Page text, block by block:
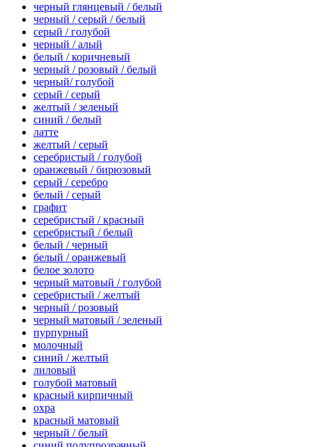
черный глянцевый / белый
черный / серый / белый
серый / голубой
черный / алый
белый / коричневый
черный / розовый / белый
черный/ голубой
серый / серый
желтый / зеленый
синий / белый
латте
желтый / серый
серебристый / голубой
оранжевый / бирюзовый
серый / серебро
белый / серый
графит
серебристый / красный
серебристый / белый
белый / черный
белый / оранжевый
белое золото
черный матовый / голубой
серебристый / желтый
черный / розовый
черный матовый / зеленый
пурпурный
молочный
синий / желтый
лиловый
голубой матовый
красный кирпичный
охра
красный матовый
черный / белый